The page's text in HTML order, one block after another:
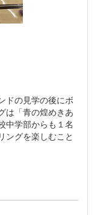
ドの見学の後にボ
は「青の煌めきあ
中学部からも１名
ングを楽しむこと